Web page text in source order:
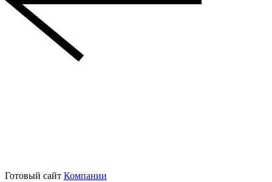
Готовый сайт Компании